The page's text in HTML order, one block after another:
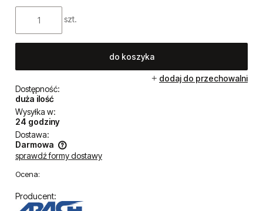
szt.
do koszyka
dodaj do przechowalni
Dostępność:
duża ilość
Wysyłka w:
24 godziny
Dostawa:
Darmowa
Cena nie zawiera ewentualnych kosztów płatności
sprawdź formy dostawy
Ocena:
Producent: